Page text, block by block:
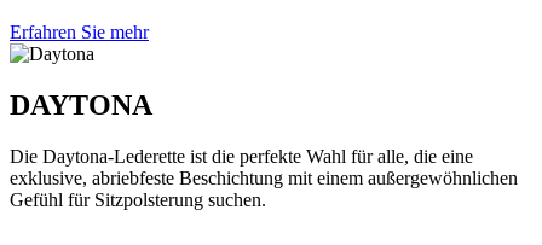
Erfahren Sie mehr
DAYTONA
Die Daytona-Lederette ist die perfekte Wahl für alle, die eine
exklusive, abriebfeste Beschichtung mit einem außergewöhnlichen
Gefühl für Sitzpolsterung suchen.